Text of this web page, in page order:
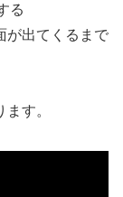
る
が出てくるまで
す。